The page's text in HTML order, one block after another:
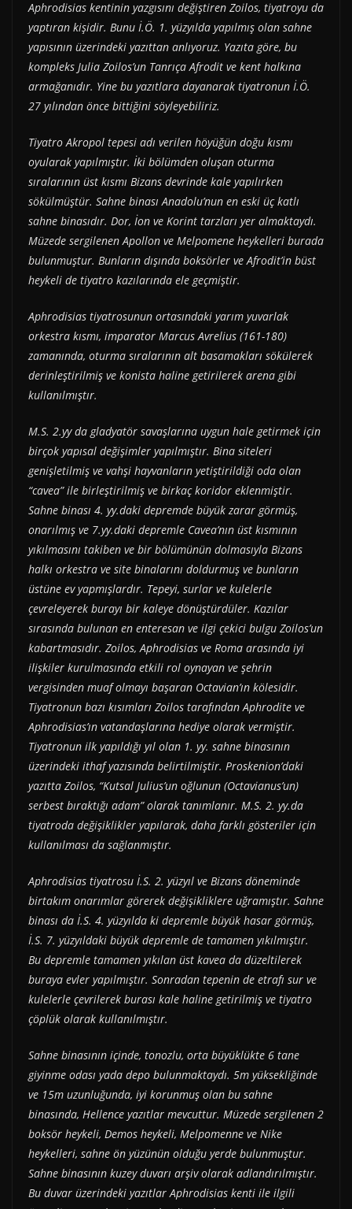
Aphrodisias kentinin yazgısını değiştiren Zoilos, tiyatroyu da
yaptıran kişidir. Bunu İ.Ö. 1. yüzyılda yapılmış olan sahne
yapısının üzerindeki yazıttan anlıyoruz. Yazıta göre, bu
kompleks Julia Zoilos’un Tanrıça Afrodit ve kent halkına
armağanıdır. Yine bu yazıtlara dayanarak tiyatronun İ.Ö.
27 yılından önce bittiğini söyleyebiliriz.
Tiyatro Akropol tepesi adı verilen höyüğün doğu kısmı
oyularak yapılmıştır. İki bölümden oluşan oturma
sıralarının üst kısmı Bizans devrinde kale yapılırken
sökülmüştür. Sahne binası Anadolu’nun en eski üç katlı
sahne binasıdır. Dor, İon ve Korint tarzları yer almaktaydı.
Müzede sergilenen Apollon ve Melpomene heykelleri burada
bulunmuştur. Bunların dışında boksörler ve Afrodit’in büst
heykeli de tiyatro kazılarında ele geçmiştir.
Aphrodisias tiyatrosunun ortasındaki yarım yuvarlak
orkestra kısmı, imparator Marcus Avrelius (161-180)
zamanında, oturma sıralarının alt basamakları sökülerek
derinleştirilmiş ve konista haline getirilerek arena gibi
kullanılmıştır.
M.S. 2.yy da gladyatör savaşlarına uygun hale getirmek için
birçok yapısal değişimler yapılmıştır. Bina siteleri
genişletilmiş ve vahşi hayvanların yetiştirildiği oda olan
“cavea” ile birleştirilmiş ve birkaç koridor eklenmiştir.
Sahne binası 4. yy.daki depremde büyük zarar görmüş,
onarılmış ve 7.yy.daki depremle Cavea’nın üst kısmının
yıkılmasını takiben ve bir bölümünün dolmasıyla Bizans
halkı orkestra ve site binalarını doldurmuş ve bunların
üstüne ev yapmışlardır. Tepeyi, surlar ve kulelerle
çevreleyerek burayı bir kaleye dönüştürdüler. Kazılar
sırasında bulunan en enteresan ve ilgi çekici bulgu Zoilos’un
kabartmasıdır. Zoilos, Aphrodisias ve Roma arasında iyi
ilişkiler kurulmasında etkili rol oynayan ve şehrin
vergisinden muaf olmayı başaran Octavian’ın kölesidir.
Tiyatronun bazı kısımları Zoilos tarafından Aphrodite ve
Aphrodisias’ın vatandaşlarına hediye olarak vermiştir.
Tiyatronun ilk yapıldığı yıl olan 1. yy. sahne binasının
üzerindeki ithaf yazısında belirtilmiştir. Proskenion’daki
yazıtta Zoilos, “Kutsal Julius’un oğlunun (Octavianus’un)
serbest bıraktığı adam” olarak tanımlanır. M.S. 2. yy.da
tiyatroda değişiklikler yapılarak, daha farklı gösteriler için
kullanılması da sağlanmıştır.
Aphrodisias tiyatrosu İ.S. 2. yüzyıl ve Bizans döneminde
birtakım onarımlar görerek değişikliklere uğramıştır. Sahne
binası da İ.S. 4. yüzyılda ki depremle büyük hasar görmüş,
İ.S. 7. yüzyıldaki büyük depremle de tamamen yıkılmıştır.
Bu depremle tamamen yıkılan üst kavea da düzeltilerek
buraya evler yapılmıştır. Sonradan tepenin de etrafı sur ve
kulelerle çevrilerek burası kale haline getirilmiş ve tiyatro
çöplük olarak kullanılmıştır.
Sahne binasının içinde, tonozlu, orta büyüklükte 6 tane
giyinme odası yada depo bulunmaktaydı. 5m yüksekliğinde
ve 15m uzunluğunda, iyi korunmuş olan bu sahne
binasında, Hellence yazıtlar mevcuttur. Müzede sergilenen 2
boksör heykeli, Demos heykeli, Melpomenne ve Nike
heykelleri, sahne ön yüzünün olduğu yerde bulunmuştur.
Sahne binasının kuzey duvarı arşiv olarak adlandırılmıştır.
Bu duvar üzerindeki yazıtlar Aphrodisias kenti ile ilgili